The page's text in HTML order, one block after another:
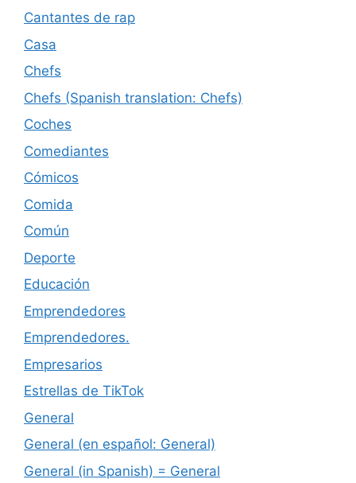
Cantantes de rap
Casa
Chefs
Chefs (Spanish translation: Chefs)
Coches
Comediantes
Cómicos
Comida
Común
Deporte
Educación
Emprendedores
Emprendedores.
Empresarios
Estrellas de TikTok
General
General (en español: General)
General (in Spanish) = General